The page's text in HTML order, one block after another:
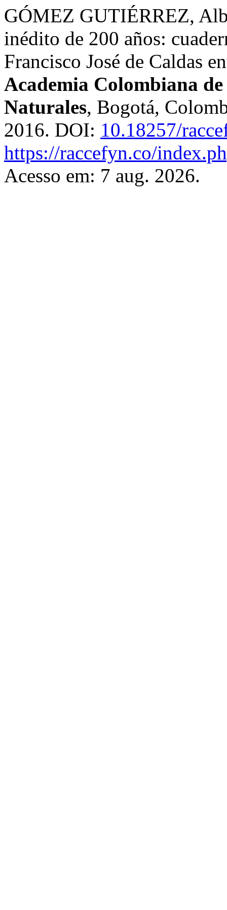
GÓMEZ GUTIÉRREZ,
inédito de 200 años:
Francisco José de Caldas
Academia Colombiana
Naturales, Bogotá,
2016. DOI: 10.18257/
https://raccefyn.co/
Acesso em: 7 aug. 2026.